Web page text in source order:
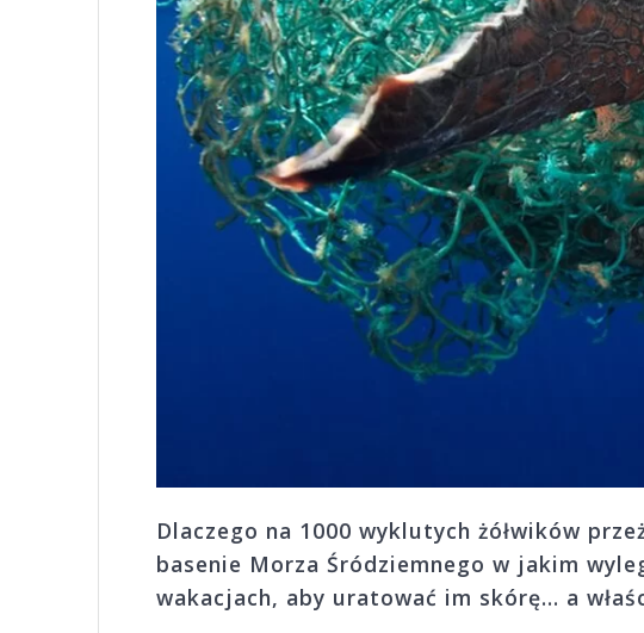
Dlaczego na 1000 wyklutych żółwików
basenie Morza Śródziemnego w jakim
wakacjach, aby uratować im skórę… a